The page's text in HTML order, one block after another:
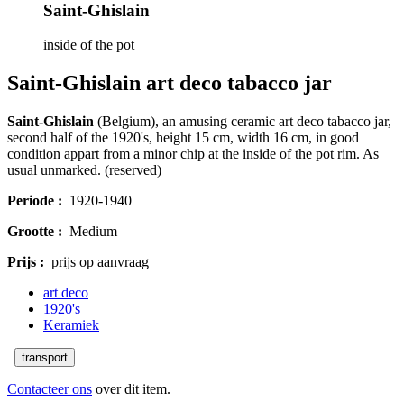
Saint-Ghislain
inside of the pot
Saint-Ghislain art deco tabacco jar
Saint-Ghislain (Belgium), an amusing ceramic art deco tabacco jar,
second half of the 1920's, height 15 cm, width 16 cm, in good
condition appart from a minor chip at the inside of the pot rim. As
usual unmarked. (reserved)
Periode : 1920-1940
Grootte : Medium
Prijs : prijs op aanvraag
art deco
1920's
Keramiek
transport
Contacteer ons over dit item.